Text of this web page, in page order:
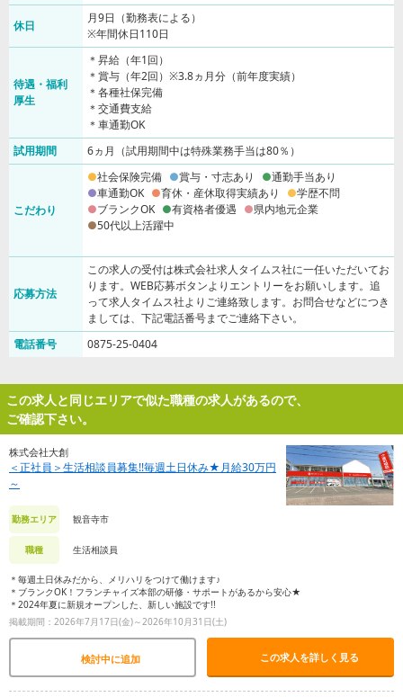
休日
月9日（勤務表による）
※年間休日110日
待遇・福利
厚生
＊昇給（年1回）
＊賞与（年2回）※3.8ヵ月分（前年度実績）
＊各種社保完備
＊交通費支給
＊車通勤OK
試用期間
6ヵ月（試用期間中は特殊業務手当は80％）
こだわり
社会保険完備 賞与・寸志あり
通勤手当あり
車通勤OK
育休・産休取得実績あり
学歴不問
ブランクOK
有資格者優遇
県内地元企業
50代以上活躍中
応募方法
この求人の受付は株式会社求人タイムス社に一任いただいてお
ります。WEB応募ボタンよりエントリーをお願いします。追
って求人タイムス社よりご連絡致します。お問合せなどにつき
ましては、下記電話番号までご連絡下さい。
電話番号
0875-25-0404
この求人と同じエリアで似た職種の求人があるので、
ご確認下さい。
株式会社大創
＜正社員＞生活相談員募集!!毎週土日休み★月給30万円
～
勤務エリア 観音寺市
職種 生活相談員
＊毎週土日休みだから、メリハリをつけて働けます♪
＊ブランクOK！フランチャイズ本部の研修・サポートがあるから安心★
＊2024年夏に新規オープンした、新しい施設です!!
掲載期間：2026年7月17日(金)～2026年10月31日(土)
検討中に追加 この求人を詳しく見る